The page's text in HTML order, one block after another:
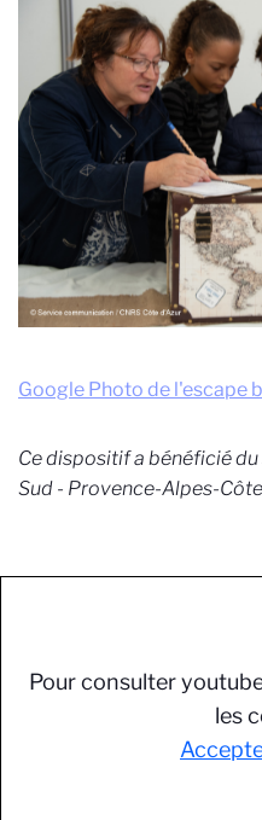
Google Photo de l'escape
Ce dispositif a bénéficié
Sud - Provence-Alpes-
Pour consulter
les